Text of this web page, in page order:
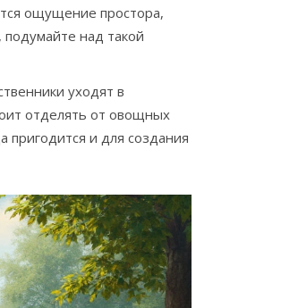
ощущение простора,
над такой
уходят в
отделять от овощных
и для создания